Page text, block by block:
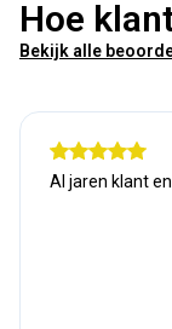
Hoe
Bekijk alle
Al jaren klant